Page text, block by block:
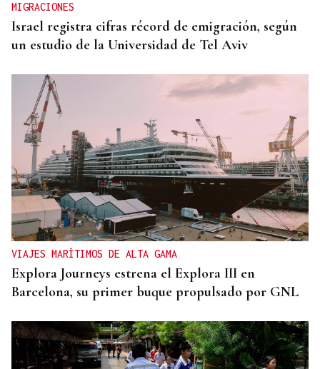
MIGRACIONES
Israel registra cifras récord de emigración, según
un estudio de la Universidad de Tel Aviv
VIAJES MARÍTIMOS DE ALTA GAMA
Explora Journeys estrena el Explora III en
Barcelona, su primer buque propulsado por GNL